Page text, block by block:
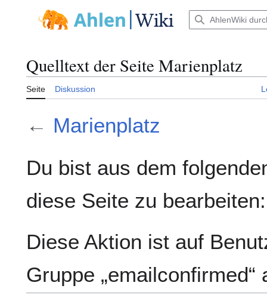
Hauptmenü
Quelltext der Seite Marienplatz
Seite Diskussion
← Marienplatz
Du bist aus dem
diese Seite zu bearbeiten:
Diese Aktion ist auf
Gruppe „emailconfirmed“